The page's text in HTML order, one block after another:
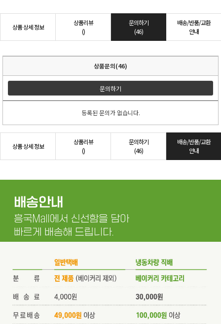
상품 상세 정보
상품리뷰
()
문의하기
(46)
배송/반품/교환
안내
상품문의(46)
문의하기
등록된 문의가 없습니다.
상품 상세 정보
상품리뷰
()
문의하기
(46)
배송/반품/교환
안내